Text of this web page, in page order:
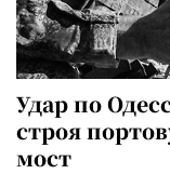
Удар по
строя
мост